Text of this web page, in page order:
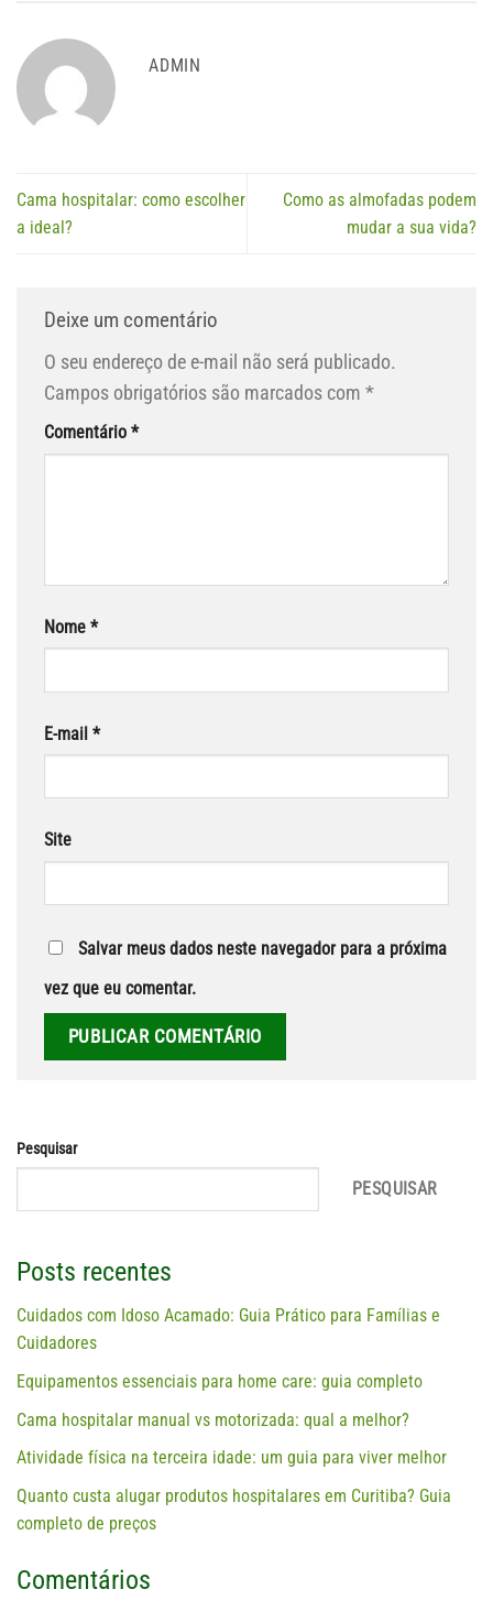
ADMIN
Cama hospitalar: como escolher
a ideal?
Como as almofadas podem
mudar a sua vida?
Deixe um comentário
O seu endereço de e-mail não será publicado.
Campos obrigatórios são marcados com *
Comentário *
Nome *
E-mail *
Site
Salvar meus dados neste navegador para a próxima
vez que eu comentar.
Pesquisar
PESQUISAR
Posts recentes
Cuidados com Idoso Acamado: Guia Prático para Famílias e
Cuidadores
Equipamentos essenciais para home care: guia completo
Cama hospitalar manual vs motorizada: qual a melhor?
Atividade física na terceira idade: um guia para viver melhor
Quanto custa alugar produtos hospitalares em Curitiba? Guia
completo de preços
Comentários